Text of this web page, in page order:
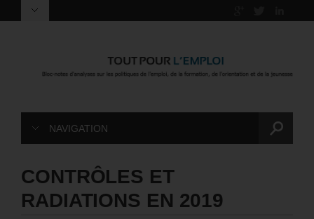
NAVIGATION
CONTRÔLES ET
RADIATIONS EN 2019